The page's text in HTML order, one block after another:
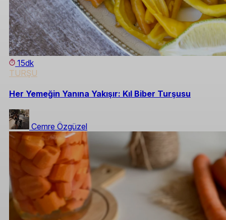
15dk
TURŞU
Her Yemeğin Yanına Yakışır: Kıl Biber Turşusu
Cemre Özgüzel